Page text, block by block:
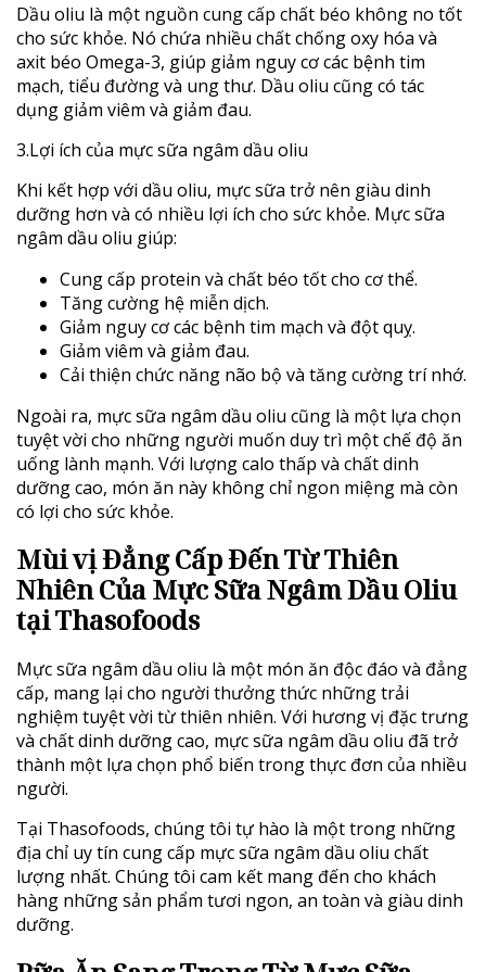
Dầu oliu là một nguồn cung cấp chất béo không no tốt
cho sức khỏe. Nó chứa nhiều chất chống oxy hóa và
axit béo Omega-3, giúp giảm nguy cơ các bệnh tim
mạch, tiểu đường và ung thư. Dầu oliu cũng có tác
dụng giảm viêm và giảm đau.
3.Lợi ích của mực sữa ngâm dầu oliu
Khi kết hợp với dầu oliu, mực sữa trở nên giàu dinh
dưỡng hơn và có nhiều lợi ích cho sức khỏe. Mực sữa
ngâm dầu oliu giúp:
Cung cấp protein và chất béo tốt cho cơ thể.
Tăng cường hệ miễn dịch.
Giảm nguy cơ các bệnh tim mạch và đột quỵ.
Giảm viêm và giảm đau.
Cải thiện chức năng não bộ và tăng cường trí nhớ.
Ngoài ra, mực sữa ngâm dầu oliu cũng là một lựa chọn
tuyệt vời cho những người muốn duy trì một chế độ ăn
uống lành mạnh. Với lượng calo thấp và chất dinh
dưỡng cao, món ăn này không chỉ ngon miệng mà còn
có lợi cho sức khỏe.
Mùi vị Đẳng Cấp Đến Từ Thiên
Nhiên CủaMực Sữa Ngâm Dầu Oliu
tại Thasofoods
Mực sữa ngâm dầu oliu là một món ăn độc đáo và đẳng
cấp, mang lại cho người thưởng thức những trải
nghiệm tuyệt vời từ thiên nhiên. Với hương vị đặc trưng
và chất dinh dưỡng cao, mực sữa ngâm dầu oliu đã trở
thành một lựa chọn phổ biến trong thực đơn của nhiều
người.
Tại Thasofoods, chúng tôi tự hào là một trong những
địa chỉ uy tín cung cấp mực sữa ngâm dầu oliu chất
lượng nhất. Chúng tôi cam kết mang đến cho khách
hàng những sản phẩm tươi ngon, an toàn và giàu dinh
dưỡng.